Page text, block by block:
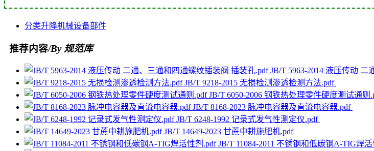
分类升降机械设备部件
推荐内容/By 规范库
JB/T 5963-2014 液压传动
JB/T 9218-2015 无损检测渗透检测方法.pdf
JB/T 6050-2006 钢铁热处理零件硬度测试通则
JB/T 8168-2023 脉冲电容器及直流电容器.pdf
JB/T 6248-1992 记录式发气性测定仪.pdf
JB/T 14649-2023 甘蔗中耕施肥机.pdf
JB/T 11084-2011 不锈钢和低碳钢A-TIG焊